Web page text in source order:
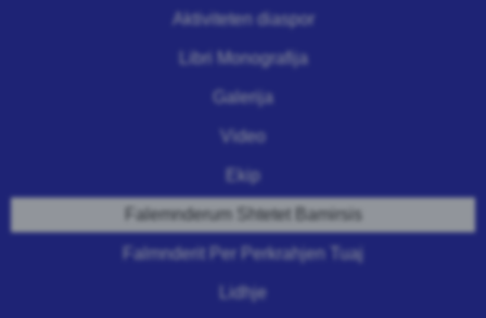
Aktiviteten diaspor
Libri Monografija
Galerija
Video
Ekip
Falemnderum Shtetet Bamirsis
Falmnderit Per Perkrahjen Tuaj
Lidhje